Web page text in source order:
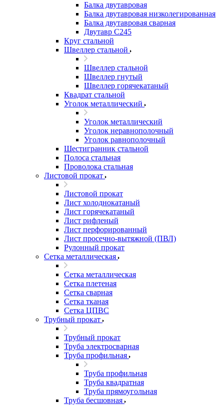
Балка двутавровая
Балка двутавровая низколегированная
Балка двутавровая сварная
Двутавр С245
Круг стальной
Швеллер стальной
Швеллер стальной
Швеллер гнутый
Швеллер горячекатаный
Квадрат стальной
Уголок металлический
Уголок металлический
Уголок неравнополочный
Уголок равнополочный
Шестигранник стальной
Полоса стальная
Проволока стальная
Листовой прокат
Листовой прокат
Лист холоднокатаный
Лист горячекатаный
Лист рифленый
Лист перфорированный
Лист просечно-вытяжной (ПВЛ)
Рулонный прокат
Сетка металлическая
Сетка металлическая
Сетка плетеная
Сетка сварная
Сетка тканая
Сетка ЦПВС
Трубный прокат
Трубный прокат
Труба электросварная
Труба профильная
Труба профильная
Труба квадратная
Труба прямоугольная
Труба бесшовная